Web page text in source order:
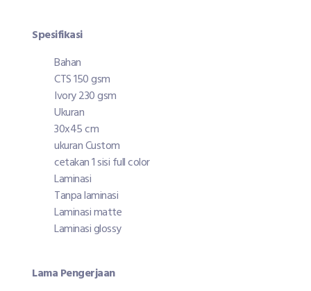
Spesifikasi
Bahan
CTS 150 gsm
Ivory 230 gsm
Ukuran
30x45 cm
ukuran Custom
cetakan 1 sisi full color
Laminasi
Tanpa laminasi
Laminasi matte
Laminasi glossy
Lama Pengerjaan